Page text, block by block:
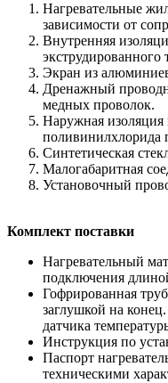
Нагревательные
зависимости от
Внутренняя
Экран из
Дренажный
медных проволок.
Наружная
поливинилхлорида
Синтетическая
Малогабаритная
Установочный
Комплект поставки
Нагревательный
подключения
Гофрированная
заглушкой на
датчика
Инструкция по
Паспорт
техническими